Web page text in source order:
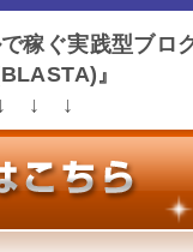
稼ぐ実践型ブロ
』
↓ ↓